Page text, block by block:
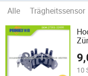
Alle Trägheitssensor
10